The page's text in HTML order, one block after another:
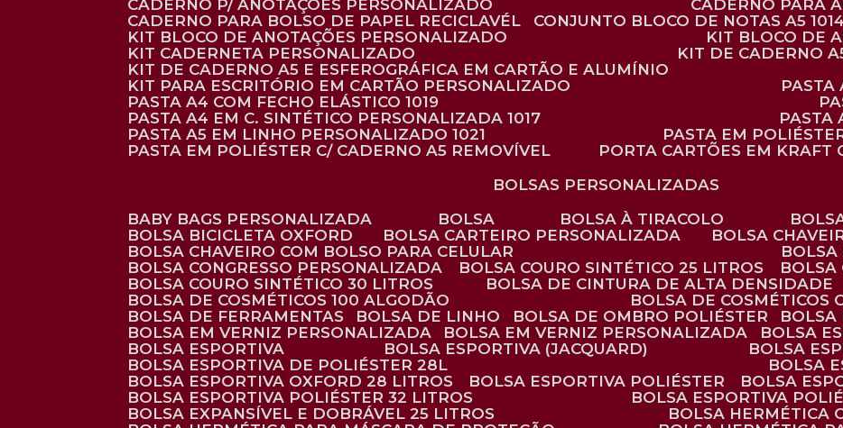
CADERNO P/ ANOTAÇÕES PERSONALIZADO
CADERNO PARA
CADERNO PARA BOLSO DE PAPEL RECICLAVÉL
CONJUNTO BLOCO DE NOTAS A5 1014
KIT BLOCO DE ANOTAÇÕES PERSONALIZADO
KIT BLOCO DE
KIT CADERNETA PERSONALIZADO
KIT DE CADERNO
KIT DE CADERNO A5 E ESFEROGRÁFICA EM CARTÃO E ALUMÍNIO
KIT PARA ESCRITÓRIO EM CARTÃO PERSONALIZADO
PASTA A4 COM FECHO ELÁSTICO 1019
PASTA A4 EM C. SINTÉTICO PERSONALIZADA 1017
PASTA A5 EM LINHO PERSONALIZADO 1021
PASTA EM
PASTA EM POLIÉSTER C/ CADERNO A5 REMOVÍVEL
PORTA CARTÕES EM
BOLSAS PERSONALIZADAS
BABY BAGS PERSONALIZADA
BOLSA BOLSA À TIRACOLO
BOLSA BICICLETA OXFORD
BOLSA CARTEIRO PERSONALIZADA BOLSA
BOLSA CHAVEIRO COM BOLSO PARA CELULAR
BOLSA CONGRESSO PERSONALIZADA
BOLSA COURO SINTÉTICO 25 LITROS
BOLSA COURO SINTÉTICO 30 LITROS
BOLSA DE CINTURA DE ALTA DENSIDADE
BOLSA DE COSMÉTICOS 100 ALGODÃO
BOLSA DE COSMÉTICOS
BOLSA DE FERRAMENTAS
BOLSA DE LINHO BOLSA DE OMBRO POLIÉSTER
BOLSA EM VERNIZ PERSONALIZADA
BOLSA EM VERNIZ PERSONALIZADA BOLSA
BOLSA ESPORTIVA
BOLSA ESPORTIVA (JACQUARD)
BOLSA
BOLSA ESPORTIVA DE POLIÉSTER 28L
BOLSA
BOLSA ESPORTIVA OXFORD 28 LITROS
BOLSA ESPORTIVA POLIÉSTER
BOLSA
BOLSA ESPORTIVA POLIÉSTER 32 LITROS
BOLSA ESPORTIVA
BOLSA EXPANSÍVEL E DOBRÁVEL 25 LITROS
BOLSA HERMÉTICA